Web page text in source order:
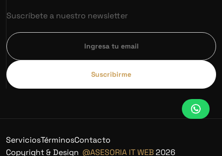
Suscríbete a nuestro newsletter
Suscribirme
Copyright & Design @ASESORIA IT WEB2026
ServiciosTérminosContacto